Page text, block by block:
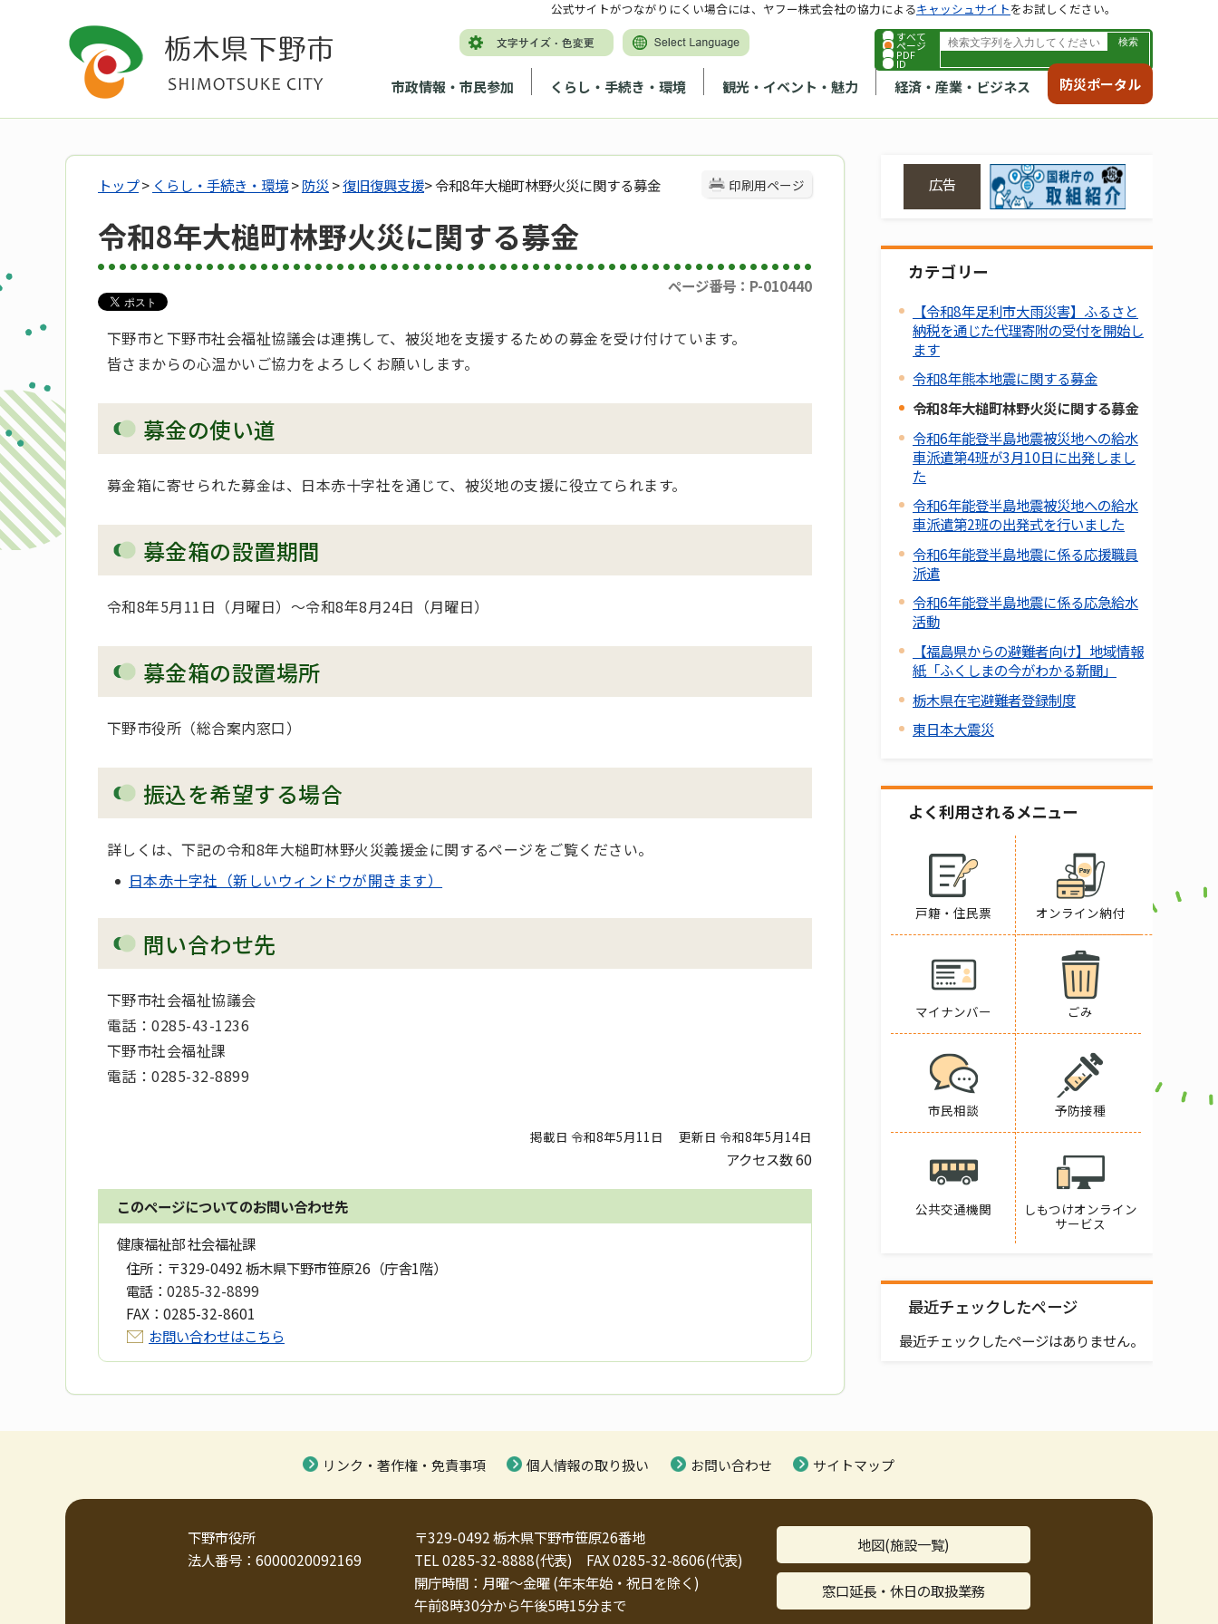
すべて
ページ
PDF
ID
市政情報・市民参加 くらし・手続き・環境 観光・イベント・魅力 経済・産業・ビジネス 防災ポータル
公式サイトがつながりにくい場合には、ヤフー株式会社の協力によるキャッシュサイトをお試しください。
印刷用ページ
トップ> くらし・手続き・環境>防災 >復旧復興支援> 令和8年大槌町林野火災に関する募金
令和8年大槌町林野火災に関する募金
ページ番号：P-010440
下野市と下野市社会福祉協議会は連携して、被災地を支援するための募金を受け付けています。
皆さまからの心温かいご協力をよろしくお願いします。
募金の使い道
募金箱に寄せられた募金は、日本赤十字社を通じて、被災地の支援に役立てられます。
募金箱の設置期間
令和8年5月11日（月曜日）～令和8年8月24日（月曜日）
募金箱の設置場所
下野市役所（総合案内窓口）
振込を希望する場合
詳しくは、下記の令和8年大槌町林野火災義援金に関するページをご覧ください。
日本赤十字社（新しいウィンドウが開きます）
問い合わせ先
下野市社会福祉協議会
電話：0285-43-1236
下野市社会福祉課
電話：0285-32-8899
掲載日 令和8年5月11日 更新日 令和8年5月14日
アクセス数60
このページについてのお問い合わせ先
健康福祉部 社会福祉課
住所： 〒329-0492 栃木県下野市笹原26（庁舎1階）
電話： 0285-32-8899
FAX： 0285-32-8601
お問い合わせはこちら
広告
カテゴリー
【令和8年足利市大雨災害】ふるさと
納税を通じた代理寄附の受付を開始し
ます
令和8年熊本地震に関する募金
令和8年大槌町林野火災に関する募金
令和6年能登半島地震被災地への給水
車派遣第4班が3月10日に出発しまし
た
令和6年能登半島地震被災地への給水
車派遣第2班の出発式を行いました
令和6年能登半島地震に係る応援職員
派遣
令和6年能登半島地震に係る応急給水
活動
【福島県からの避難者向け】地域情報
紙「ふくしまの今がわかる新聞」
栃木県在宅避難者登録制度
東日本大震災
よく利用されるメニュー
戸籍・住民票 オンライン納付
マイナンバー ごみ
市民相談 予防接種
公共交通機関
しもつけオンライン
サービス
最近チェックしたページ
最近チェックしたページはありません。
リンク・著作権・免責事項 個人情報の取り扱い お問い合わせ サイトマップ
下野市役所
法人番号：6000020092169
〒329-0492 栃木県下野市笹原26番地
TEL 0285-32-8888(代表) FAX 0285-32-8606(代表)
開庁時間：月曜～金曜 (年末年始・祝日を除く)
午前8時30分から午後5時15分まで
地図(施設一覧)
窓口延長・休日の取扱業務